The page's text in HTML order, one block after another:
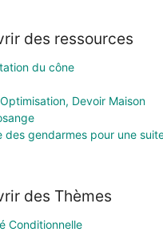
des ressources
du cône
Devoir Maison
des gendarmes pour une
des Thèmes
Conditionnelle